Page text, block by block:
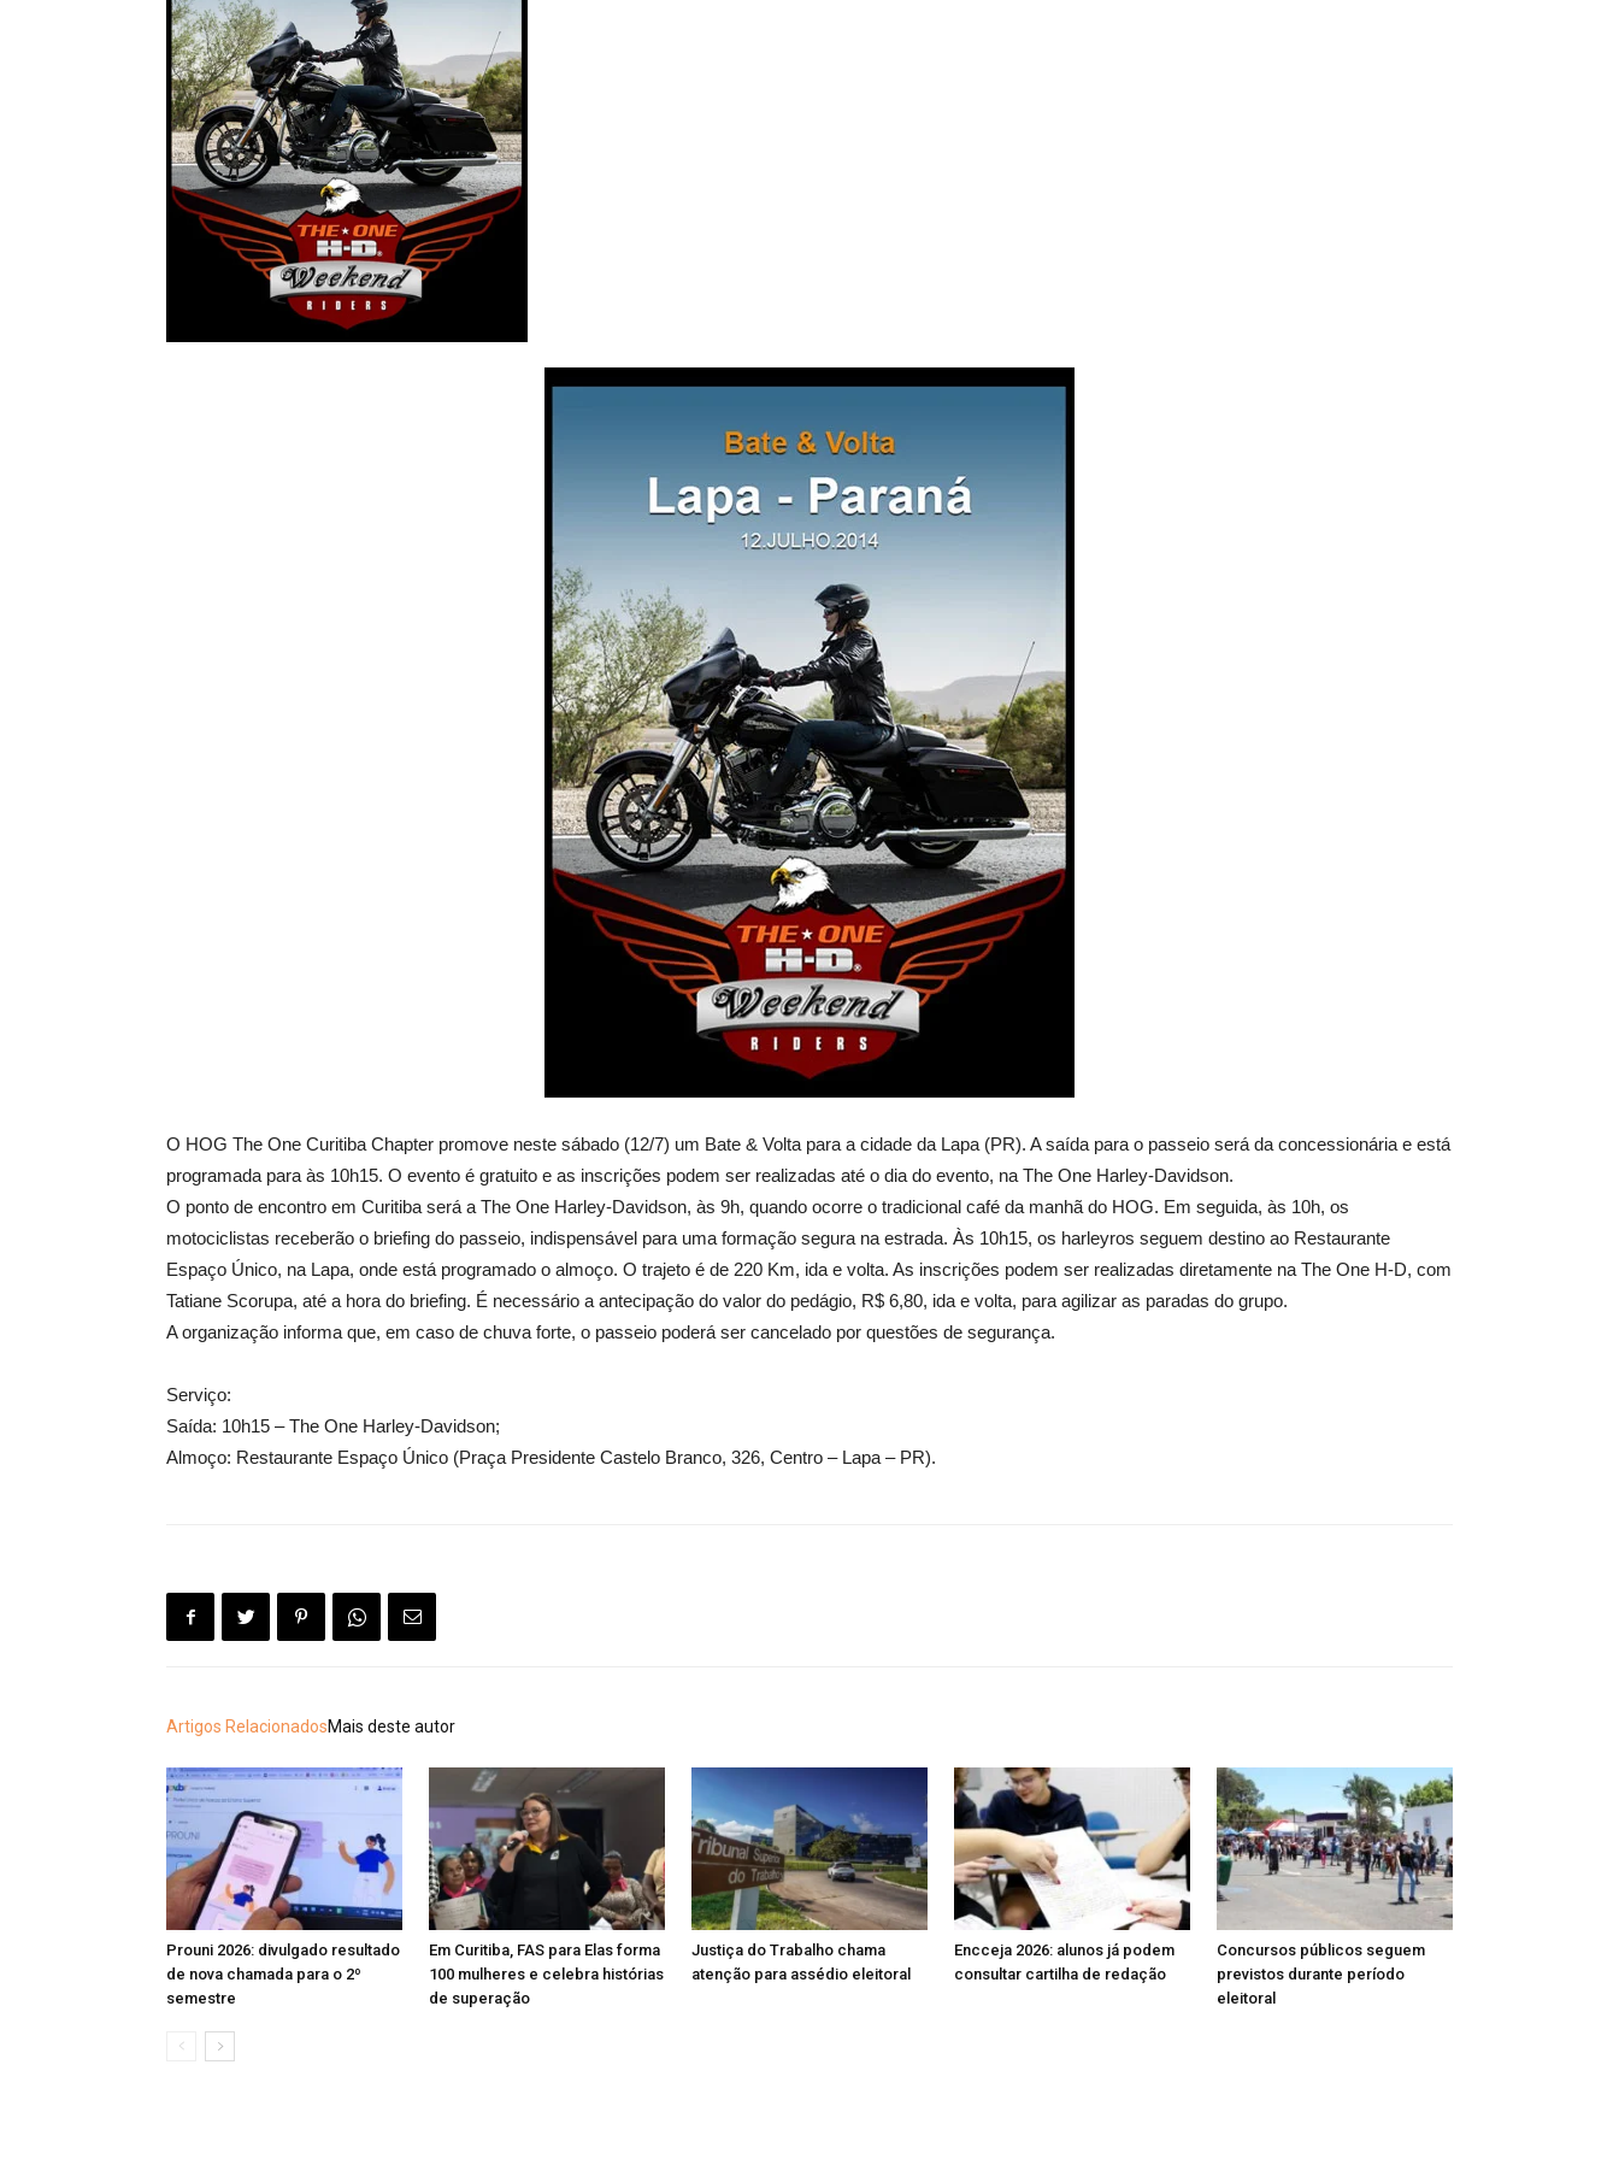
O HOG The One Curitiba Chapter promove neste sábado (12/7) um Bate & Volta para a cidade da Lapa (PR). A saída para o passeio será da concessionária e está
programada para às 10h15. O evento é gratuito e as inscrições podem ser realizadas até o dia do evento, na The One Harley-Davidson.
O ponto de encontro em Curitiba será a The One Harley-Davidson, às 9h, quando ocorre o tradicional café da manhã do HOG. Em seguida, às 10h, os
motociclistas receberão o briefing do passeio, indispensável para uma formação segura na estrada. Às 10h15, os harleyros seguem destino ao Restaurante
Espaço Único, na Lapa, onde está programado o almoço. O trajeto é de 220 Km, ida e volta. As inscrições podem ser realizadas diretamente na The One H-D, com
Tatiane Scorupa, até a hora do briefing. É necessário a antecipação do valor do pedágio, R$ 6,80, ida e volta, para agilizar as paradas do grupo.
A organização informa que, em caso de chuva forte, o passeio poderá ser cancelado por questões de segurança.
Serviço:
Saída: 10h15 – The One Harley-Davidson;
Almoço: Restaurante Espaço Único (Praça Presidente Castelo Branco, 326, Centro – Lapa – PR).
Artigos RelacionadosMais deste autor
Prouni 2026: divulgado resultado
de nova chamada para o 2º
semestre
Em Curitiba, FAS para Elas forma
100 mulheres e celebra histórias
de superação
Justiça do Trabalho chama
atenção para assédio eleitoral
Encceja 2026: alunos já podem
consultar cartilha de redação
Concursos públicos seguem
previstos durante período
eleitoral